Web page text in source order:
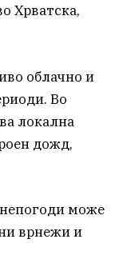
Хрватска,
облачно и
Во
локална
дожд,
може
врнежи и